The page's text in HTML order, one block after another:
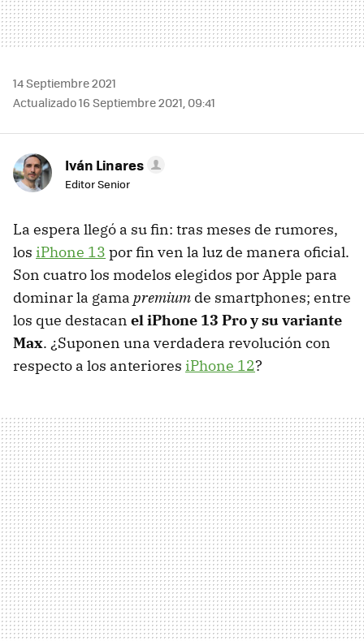
14 Septiembre 2021
Actualizado 16 Septiembre 2021, 09:41
Iván Linares
Editor Senior
La espera llegó a su fin: tras meses de rumores,
los iPhone 13 por fin ven la luz de manera oficial.
Son cuatro los modelos elegidos por Apple para
dominar la gama premium de smartphones; entre
los que destacan el iPhone 13 Pro y su variante
Max. ¿Suponen una verdadera revolución con
respecto a los anteriores iPhone 12?